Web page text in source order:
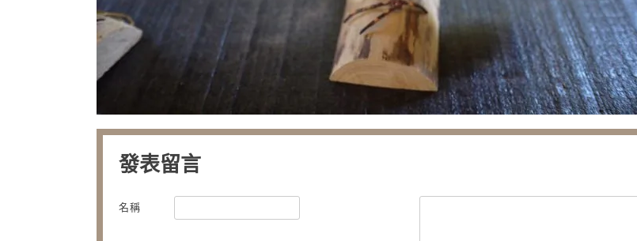
發表留言
名稱